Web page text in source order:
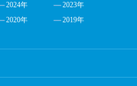
2024年
2023年
2020年
2019年